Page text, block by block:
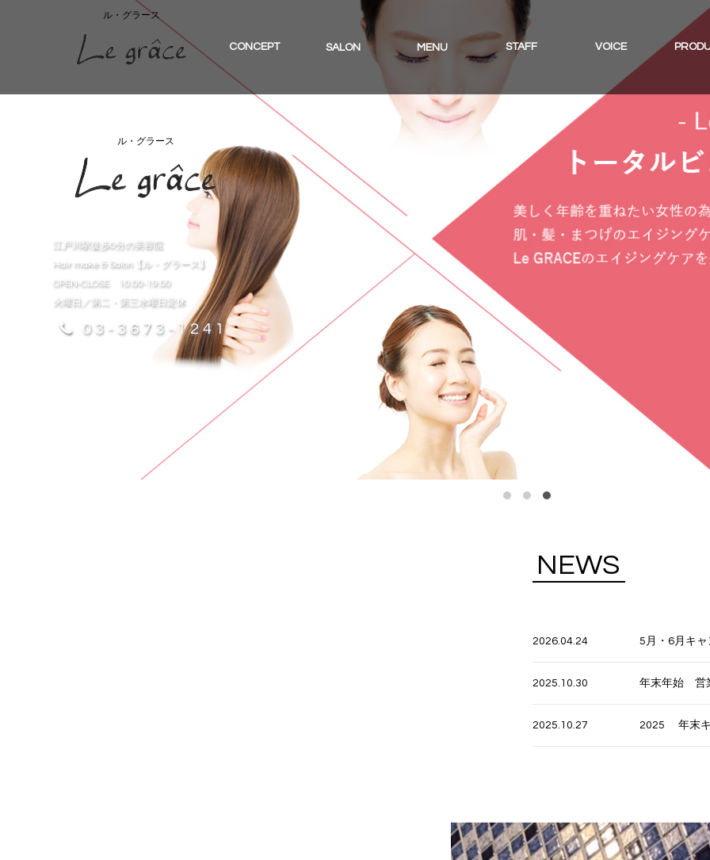
ル・グラース
CONCEPT SALON MENU STAFF VOICE
ル・グラース
江戸川駅徒歩0分の美容院
Hair make & Salon【ル・グラース】
OPEN-CLOSE 10:00-19:00
火曜日／第二・第三水曜日定休
03-3673-1241
NEWS
2026.04.24 5月・6月キ
2025.10.30 年末年始 営
2025.10.27 2025 年末キ